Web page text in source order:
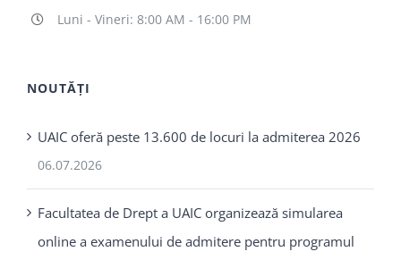
Luni - Vineri: 8:00 AM - 16:00 PM
NOUTĂȚI
UAIC oferă peste 13.600 de locuri la admiterea 2026
06.07.2026
Facultatea de Drept a UAIC organizează simularea
online a examenului de admitere pentru programul